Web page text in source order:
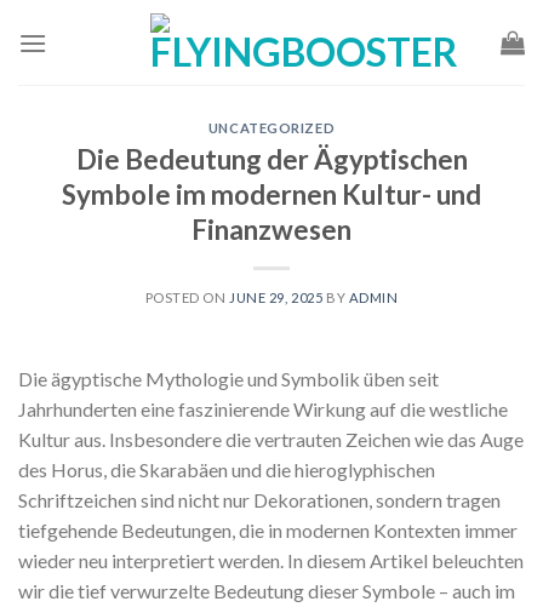
UNCATEGORIZED
Die Bedeutung der Ägyptischen
Symbole im modernen Kultur- und
Finanzwesen
POSTED ON JUNE 29, 2025 BY ADMIN
Die ägyptische Mythologie und Symbolik üben seit
Jahrhunderten eine faszinierende Wirkung auf die westliche
Kultur aus. Insbesondere die vertrauten Zeichen wie das Auge
des Horus, die Skarabäen und die hieroglyphischen
Schriftzeichen sind nicht nur Dekorationen, sondern tragen
tiefgehende Bedeutungen, die in modernen Kontexten immer
wieder neu interpretiert werden. In diesem Artikel beleuchten
wir die tief verwurzelte Bedeutung dieser Symbole – auch im